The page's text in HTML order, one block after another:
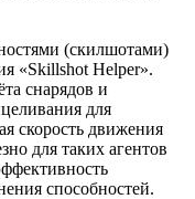
(скилшотами)
«Skillshot Helper».
снарядов и
для
скорость движения
для таких агентов
способностей.